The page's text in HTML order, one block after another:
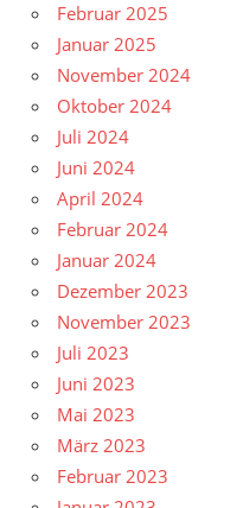
Februar 2025
Januar 2025
November 2024
Oktober 2024
Juli 2024
Juni 2024
April 2024
Februar 2024
Januar 2024
Dezember 2023
November 2023
Juli 2023
Juni 2023
Mai 2023
März 2023
Februar 2023